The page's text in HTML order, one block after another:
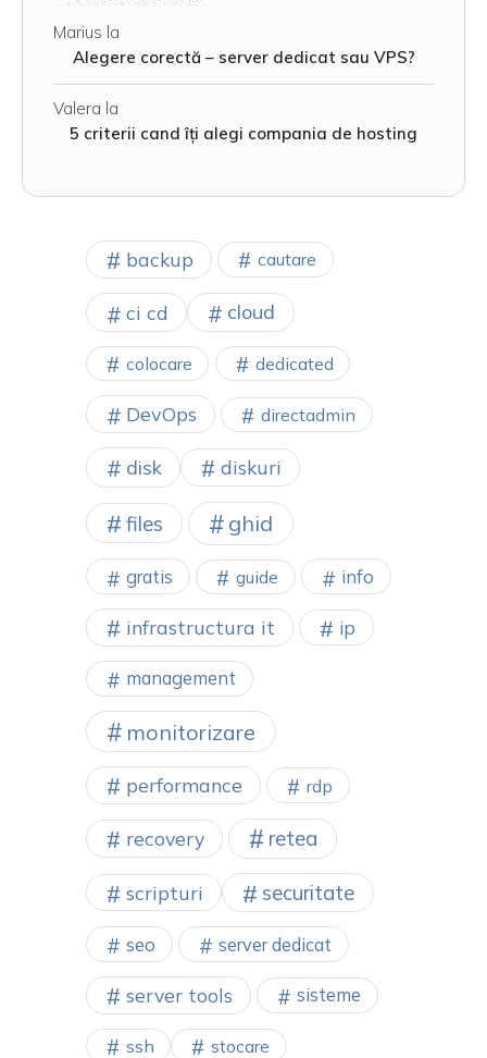
Marius la
Alegere corectă – server dedicat sau VPS?
Valera la
5 criterii cand îți alegi compania de hosting
backup cautare
ci cd cloud
colocare dedicated
DevOps directadmin
disk diskuri
files ghid
gratis guide info
infrastructura it ip
management
monitorizare
performance rdp
recovery retea
scripturi securitate
seo server dedicat
server tools sisteme
ssh stocare